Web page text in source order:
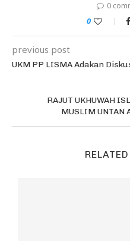
0
0
previous post
UKM PP LISMA Adakan
RAJUT UKHUWAH
MUSLIM UNTAN